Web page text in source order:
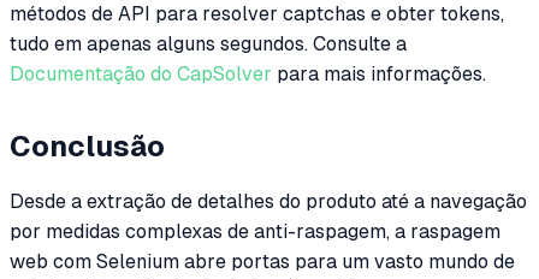
métodos de API para resolver captchas e obter tokens,
tudo em apenas alguns segundos. Consulte a
Documentação do CapSolver para mais informações.
Conclusão
Desde a extração de detalhes do produto até a navegação
por medidas complexas de anti-raspagem, a raspagem
web com Selenium abre portas para um vasto mundo de